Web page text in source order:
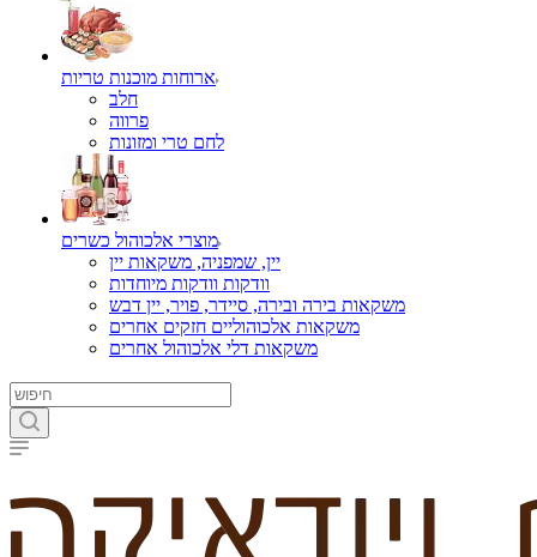
ארוחות מוכנות טריות
חלב
פרווה
לחם טרי ומזונות
מוצרי אלכוהול כשרים
יין, שמפניה, משקאות יין
וודקות וודקות מיוחדות
משקאות בירה ובירה, סיידר, פויר, יין דבש
משקאות אלכוהוליים חזקים אחרים
משקאות דלי אלכוהול אחרים